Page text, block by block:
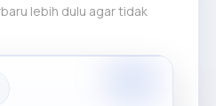
lebih dulu agar tidak